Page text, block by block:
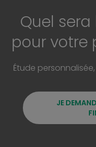
Quel
pour votre
Étude
JE